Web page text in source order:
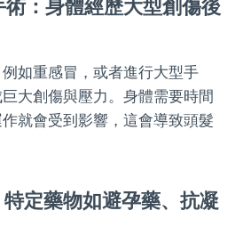
：身體經歷大型創傷後
如重感冒，或者進行大型手
大創傷與壓力。身體需要時間
就會受到影響，這會導致頭髮
定藥物如避孕藥、抗凝